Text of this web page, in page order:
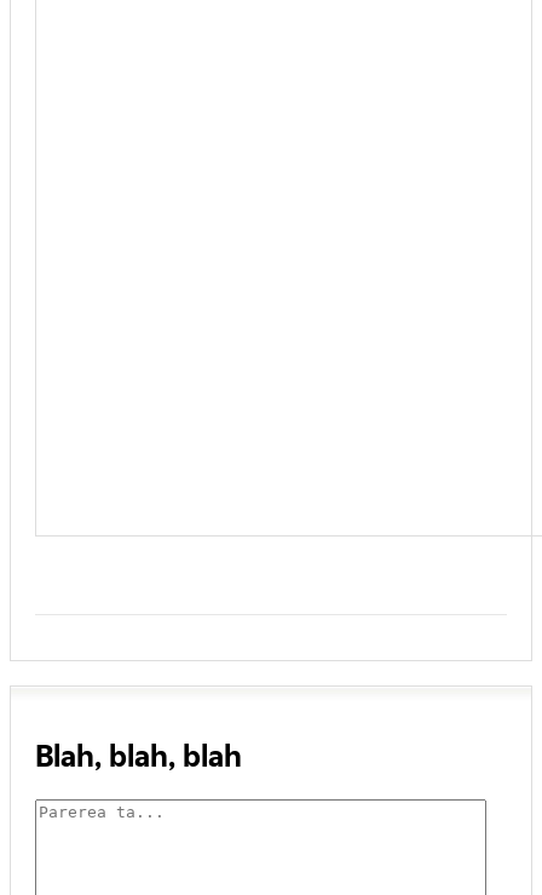
Blah, blah, blah